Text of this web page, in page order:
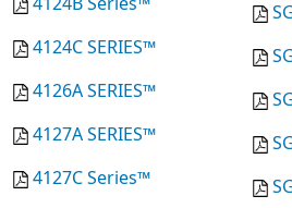
4124C SERIES™
4126A SERIES™
4127A SERIES™
4127C Series™